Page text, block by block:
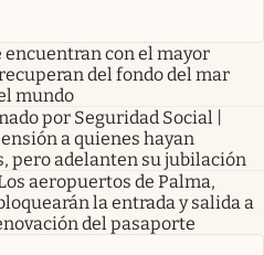
encuentran con el mayor
del fondo del mar
mundo
por Seguridad Social |
a quienes hayan
pero adelanten su jubilación
aeropuertos de Palma,
la entrada y salida a
del pasaporte